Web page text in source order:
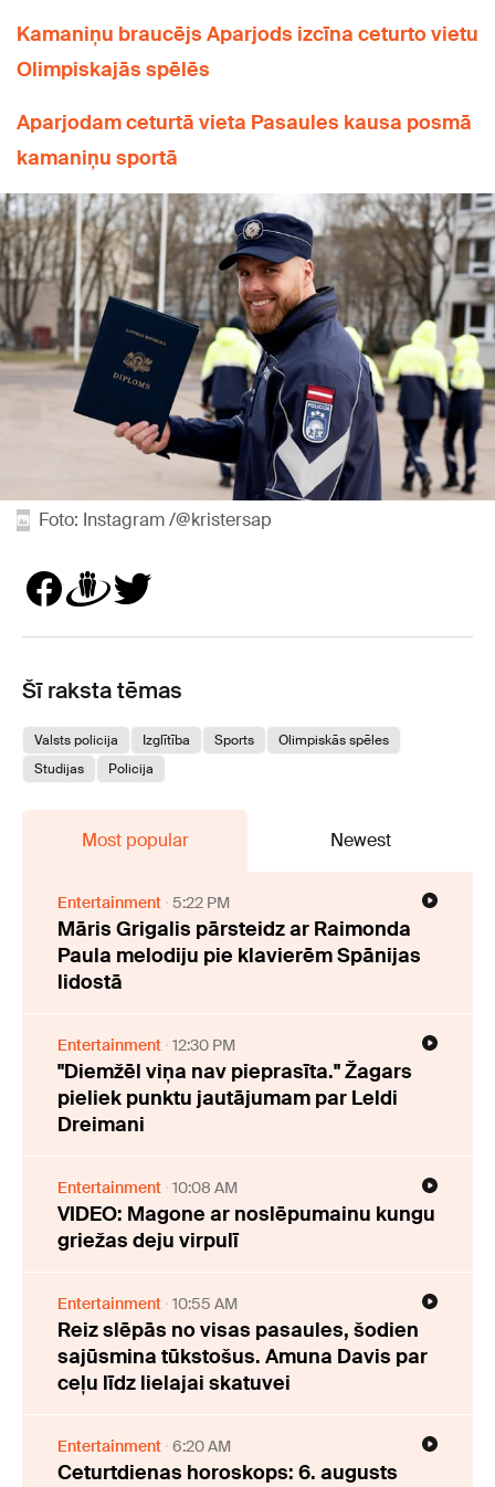
Kamaniņu braucējs Aparjods izcīna ceturto vietu
Olimpiskajās spēlēs
Aparjodam ceturtā vieta Pasaules kausa posmā
kamaniņu sportā
Foto: Instagram /@kristersap
Šī raksta tēmas
Valsts policija Izglītība Sports
Olimpiskās spēles
Studijas
Policija
Most popular Newest
Entertainment 5:22 PM
Māris Grigalis pārsteidz ar Raimonda
Paula melodiju pie klavierēm Spānijas
lidostā
Entertainment 12:30 PM
"Diemžēl viņa nav pieprasīta." Žagars
pieliek punktu jautājumam par Leldi
Dreimani
Entertainment 10:08 AM
VIDEO: Magone ar noslēpumainu kungu
griežas deju virpulī
Entertainment 10:55 AM
Reiz slēpās no visas pasaules, šodien
sajūsmina tūkstošus. Amuna Davis par
ceļu līdz lielajai skatuvei
Entertainment 6:20 AM
Ceturtdienas horoskops: 6. augusts